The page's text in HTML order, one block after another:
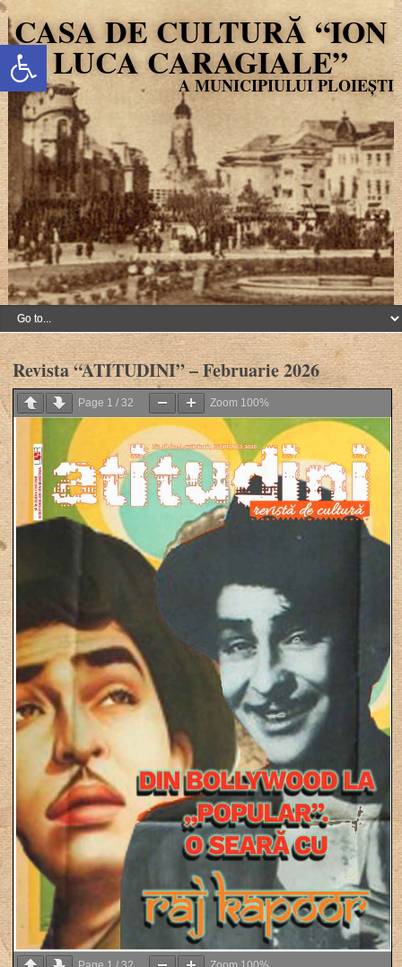
Deschide bara de unelte
CASA DE CULTURĂ “ION
LUCA CARAGIALE”
Revista “ATITUDINI” – Februarie 2026
Page 1 /32 Zoom 100%